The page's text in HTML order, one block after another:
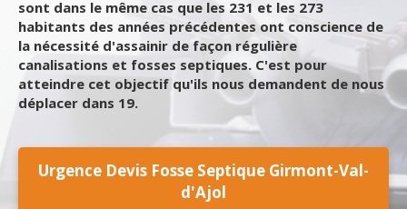
sont dans le même cas que les 231 et les 273
habitants des années précédentes ont conscience de
la nécessité d'assainir de façon régulière
canalisations et fosses septiques. C'est pour
atteindre cet objectif qu'ils nous demandent de nous
déplacer dans 19.
Urgence Devis Fosse Septique Girmont-Val-
d'Ajol